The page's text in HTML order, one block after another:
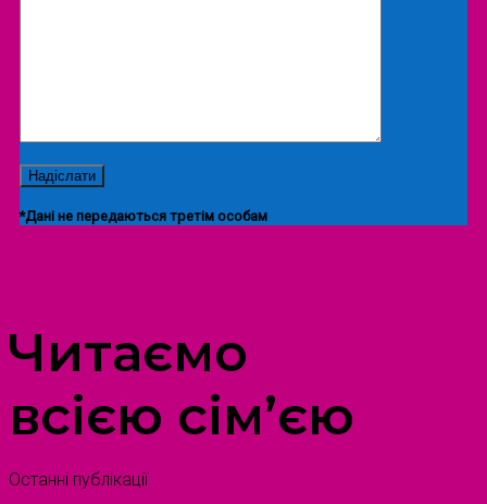
*Дані не передаються третім особам
Читаємо
всією сім’єю
Останні публікації